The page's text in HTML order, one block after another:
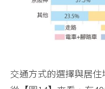
交通方式的選擇與居住